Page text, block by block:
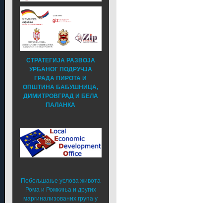
СТРАТЕГИЈА РАЗВОЈА
УРБАНОГ ПОДРУЧЈА
ГРАДА ПИРОТА И
ОПШТИНА БАБУШНИЦА,
ДИМИТРОВГРАД И БЕЛА
ПАЛАНКА
Побољшање услова живота
Рома и Ромкиња и других
маргинализованих група у